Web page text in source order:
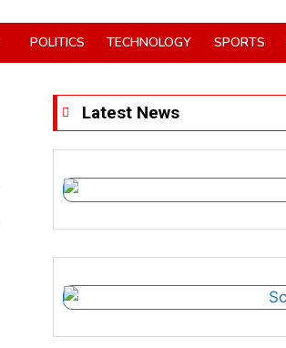
POLITICS TECHNOLOGY SPORTS
Latest News